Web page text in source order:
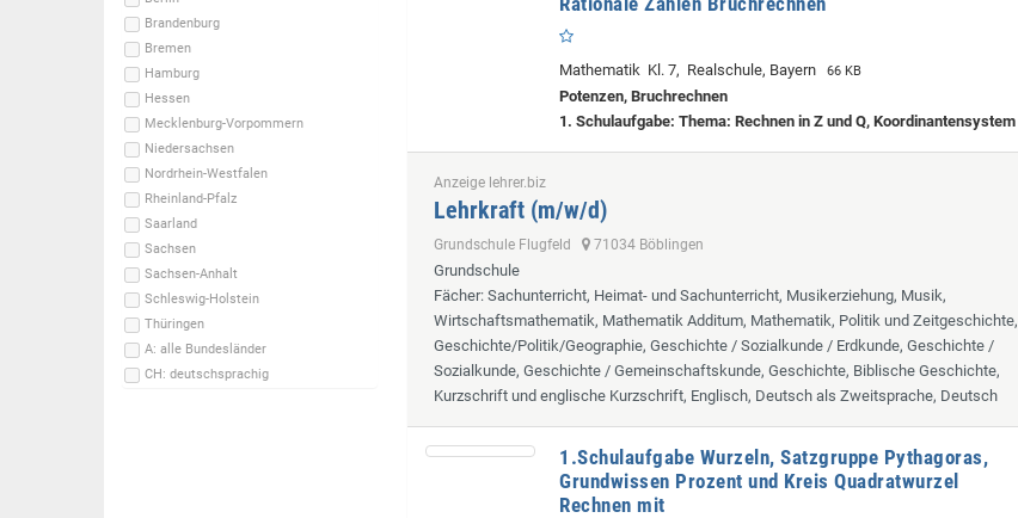
Brandenburg
Bremen
Hamburg
Hessen
Mecklenburg-Vorpommern
Niedersachsen
Nordrhein-Westfalen
Rheinland-Pfalz
Saarland
Sachsen
Sachsen-Anhalt
Schleswig-Holstein
Thüringen
A: alle Bundesländer
CH: deutschsprachig
Mathematik Kl. 7, Realschule, Bayern 66 KB
Potenzen, Bruchrechnen
1. Schulaufgabe: Thema: Rechnen in Z und Q, Koordinantensystem
Anzeige lehrer.biz
Lehrkraft (m/w/d)
Grundschule Flugfeld 71034 Böblingen
Grundschule
Fächer: Sachunterricht, Heimat- und Sachunterricht, Musikerziehung, Musik,
Wirtschaftsmathematik, Mathematik Additum, Mathematik, Politik und Zeitgeschichte,
Geschichte/Politik/Geographie, Geschichte / Sozialkunde / Erdkunde, Geschichte /
Sozialkunde, Geschichte / Gemeinschaftskunde, Geschichte, Biblische Geschichte,
Kurzschrift und englische Kurzschrift, Englisch, Deutsch als Zweitsprache, Deutsch
1.Schulaufgabe Wurzeln, Satzgruppe Pythagoras,
Grundwissen Prozent und Kreis Quadratwurzel
Rechnen mit